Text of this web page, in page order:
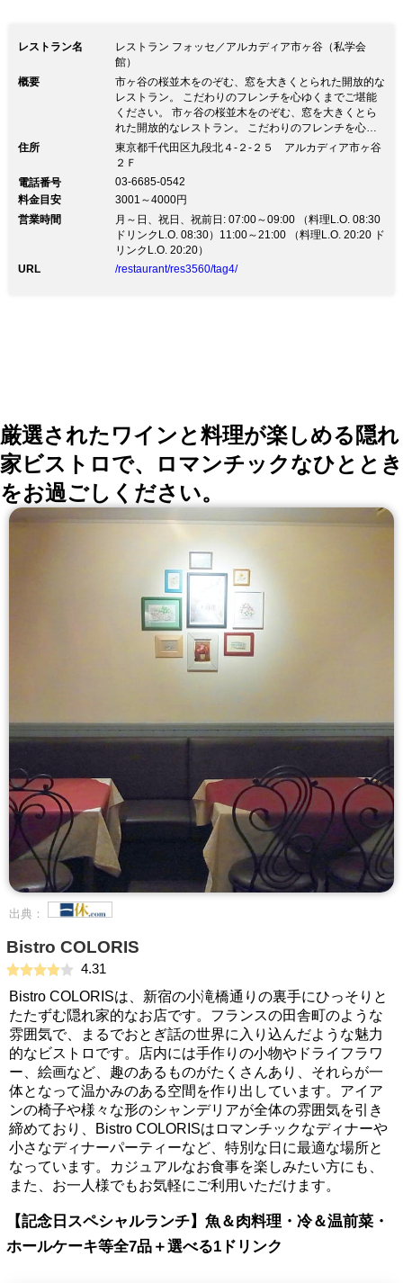
レストラン名
レストラン フォッセ／アルカディア市ヶ谷（私学会
館）
概要
市ヶ谷の桜並木をのぞむ、窓を大きくとられた開放的な
レストラン。 こだわりのフレンチを心ゆくまでご堪能
ください。 市ヶ谷の桜並木をのぞむ、窓を大きくとら
れた開放的なレストラン。 こだわりのフレンチを心ゆ
くまでご堪能ください。●市ヶ谷駅から徒歩2分 ●アルカ
ディア市ヶ谷(私学会館)内にあるフレンチレストランで
ど多様なニーズにお応えします。
住所
東京都千代田区九段北４‐２‐２５ アルカディア市ヶ谷
２Ｆ
電話番号
03-6685-0542
料金目安
3001～4000円
営業時間
月～日、祝日、祝前日: 07:00～09:00 （料理L.O. 08:30
ドリンクL.O. 08:30）11:00～21:00 （料理L.O. 20:20 ド
リンクL.O. 20:20）
URL
/restaurant/res3560/tag4/
厳選されたワインと料理が楽しめる隠れ
家ビストロで、ロマンチックなひととき
をお過ごしください。
出典：
Bistro COLORIS
4.31
Bistro COLORISは、新宿の小滝橋通りの裏手にひっそりと
たたずむ隠れ家的なお店です。フランスの田舎町のような
雰囲気で、まるでおとぎ話の世界に入り込んだような魅力
的なビストロです。店内には手作りの小物やドライフラワ
ー、絵画など、趣のあるものがたくさんあり、それらが一
体となって温かみのある空間を作り出しています。アイア
ンの椅子や様々な形のシャンデリアが全体の雰囲気を引き
締めており、Bistro COLORISはロマンチックなディナーや
小さなディナーパーティーなど、特別な日に最適な場所と
なっています。カジュアルなお食事を楽しみたい方にも、
また、お一人様でもお気軽にご利用いただけます。
【記念日スペシャルランチ】魚＆肉料理・冷＆温前菜・
ホールケーキ等全7品＋選べる1ドリンク